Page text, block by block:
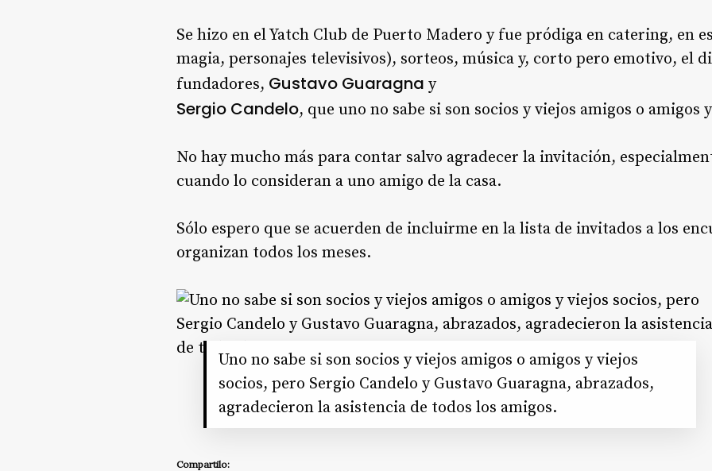
Se hizo en el Yatch Club de Puerto Madero y fue pródiga en catering, en
magia, personajes televisivos), sorteos, música y, corto pero emotivo, el
fundadores, Gustavo Guaragna y
Sergio Candelo, que uno no sabe si son socios y viejos amigos o amigos
No hay mucho más para contar salvo agradecer la invitación,
cuando lo consideran a uno amigo de la casa.
Sólo espero que se acuerden de incluirme en la lista de invitados a los
organizan todos los meses.
Uno no sabe si son socios y viejos amigos o amigos y viejos
socios, pero Sergio Candelo y Gustavo Guaragna, abrazados,
agradecieron la asistencia de todos los amigos.
Compartilo: